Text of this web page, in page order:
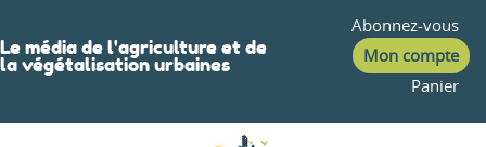
Le média de l'agriculture et de
la végétalisation urbaines
Abonnez-vous
Mon compte
Panier